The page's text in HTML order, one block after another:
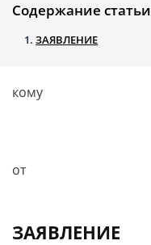
Содержание статьи
ЗАЯВЛЕНИЕ
кому
от
ЗАЯВЛЕНИЕ